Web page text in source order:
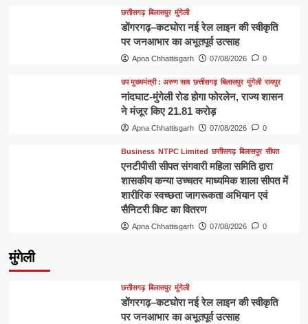
छत्तीसगढ़ बिलासपुर मुंगेली
डोंगरगढ़–कटघोरा नई रेल लाइन की स्वीकृति
पर जनआभार का अभूतपूर्व उत्साह
Apna Chhattisgarh 07/08/2026 0
उप मुख्यमंत्री : अरुण साव छत्तीसगढ़ बिलासपुर मुंगेली रायपुर
नांदघाट-मुंगेली रोड होगा फोरलेन, राज्य शासन
ने मंजूर किए 21.81 करोड़
Apna Chhattisgarh 07/08/2026 0
Business NTPC Limited छत्तीसगढ़ बिलासपुर सीपत
एनटीपीसी सीपत संगवारी महिला समिति द्वारा
शासकीय कन्या उच्चतर माध्यमिक शाला सीपत में
शारीरिक स्वच्छता जागरूकता अभियान एवं
सैनिटरी किट का वितरण
Apna Chhattisgarh 07/08/2026 0
मुंगेली
छत्तीसगढ़ बिलासपुर मुंगेली
डोंगरगढ़–कटघोरा नई रेल लाइन की स्वीकृति
पर जनआभार का अभूतपूर्व उत्साह